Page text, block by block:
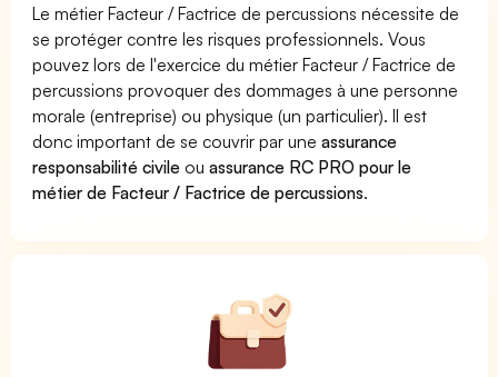
Le métier Facteur / Factrice de percussions nécessite de
se protéger contre les risques professionnels. Vous
pouvez lors de l'exercice du métier Facteur / Factrice de
percussions provoquer des dommages à une personne
morale (entreprise) ou physique (un particulier). Il est
donc important de se couvrir par uneassurance
responsabilité civile ouassurance RC PRO pour le
métier de Facteur / Factrice de percussions.